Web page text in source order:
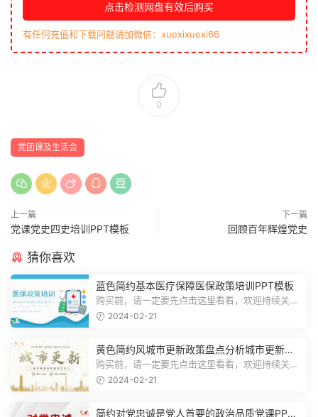
点击检测网盘有效后购买
有任何充值和下载问题请加微信：xuexixuexi66
0
党团课及生活会
上一篇
党课党史四史培训PPT模板
下一篇
回顾百年辉煌党史
猜你喜欢
蓝色简约基本医疗保障医保政策培训PPT模板
购买前，请一定要先点击这里看看，欢迎持续关
注，精彩模板每天推送预览结束，一共2...
2024-02-21
黄色简约风城市更新政策盘点分析城市更新宣
传PPT模板
购买前，请一定要先点击这里看看，欢迎持续关
注，精彩模板每天推送预览结束，一共1...
2024-02-21
简约对党忠诚是党人首要的政治品质党课PPT